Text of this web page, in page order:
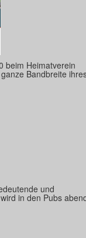
beim Heimatverein
Bandbreite
und
in den Pubs